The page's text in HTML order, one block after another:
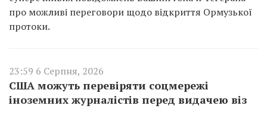
про можливі переговори щодо відкриття Ормузької
протоки.
23:59 6 Серпня, 2026
США можуть перевіряти соцмережі
іноземних журналістів перед видачею віз